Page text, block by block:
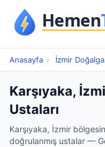
Anasayfa › İzmir
Karşıyaka,
Ustaları
Karşıyaka, İzmir
doğrulanmış ustalar —